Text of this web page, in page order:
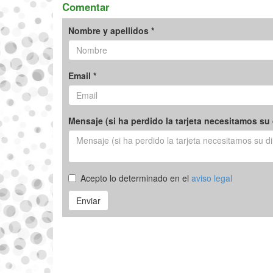
Comentar
Nombre y apellidos *
Email *
Mensaje (si ha perdido la tarjeta necesitamos
Acepto lo determinado en el aviso legal
Enviar